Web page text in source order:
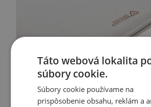
Táto webová lokalita
súbory cookie.
Súbory cookie používame na
prispôsobenie obsahu, reklám a